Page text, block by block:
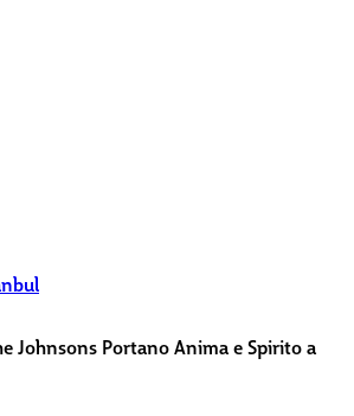
Johnsons Portano Anima e Spirito a